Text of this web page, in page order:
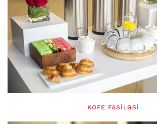
KOFE FASILƏSI